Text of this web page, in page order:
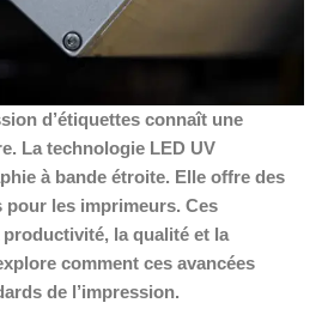
d’étiquettes connaît une
La technologie LED UV
à bande étroite. Elle offre des
les imprimeurs. Ces
la qualité et la
comment ces avancées
de l’impression.